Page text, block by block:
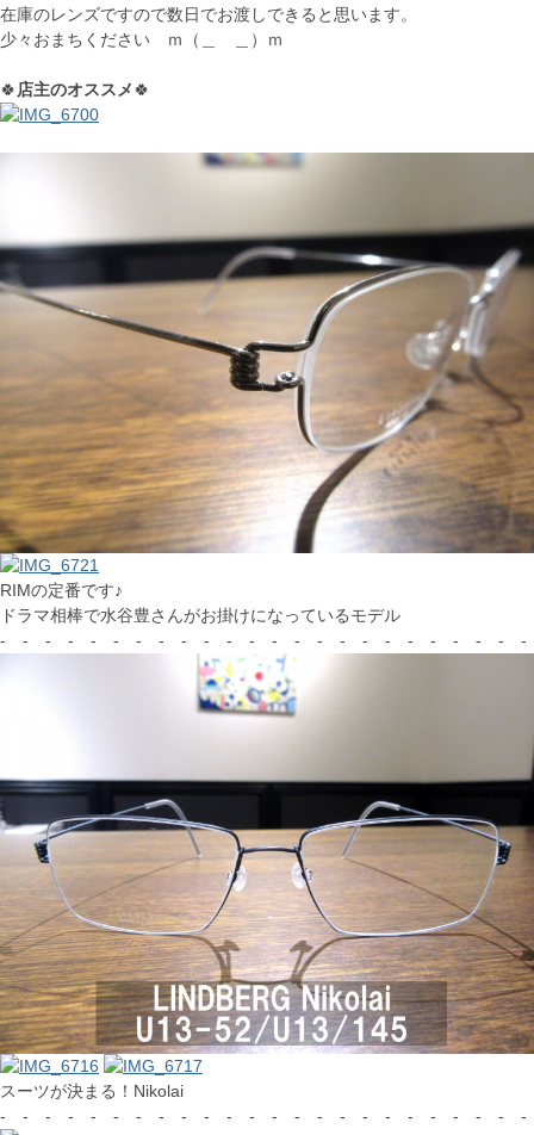
在庫のレンズですので数日でお渡しできると思います。
少々おまちください ｍ（＿ ＿）ｍ
🍀 店主のオススメ🍀
RIMの定番です♪
ドラマ相棒で水谷豊さんがお掛けになっているモデル
- - - - - - - - - - - - - - - - - - - - - - - -
スーツが決まる！Nikolai
- - - - - - - - - - - - - - - - - - - - - - - -